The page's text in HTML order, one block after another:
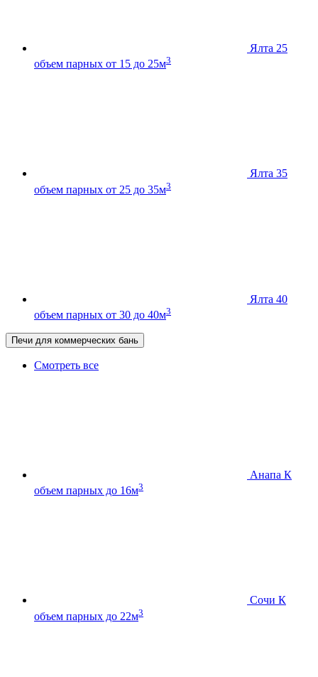
Ялта 25
объем парных от 15 до 25м3
Ялта 35
объем парных от 25 до 35м3
Ялта 40
объем парных от 30 до 40м3
Печи для коммерческих бань
Смотреть все
Анапа К
объем парных до 16м3
Сочи К
объем парных до 22м3